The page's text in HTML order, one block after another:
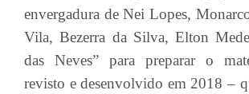
envergadura de Nei Lopes,
Vila, Bezerra da Silva, Elton
das Neves” para preparar o
revisto e desenvolvido em 2018 –